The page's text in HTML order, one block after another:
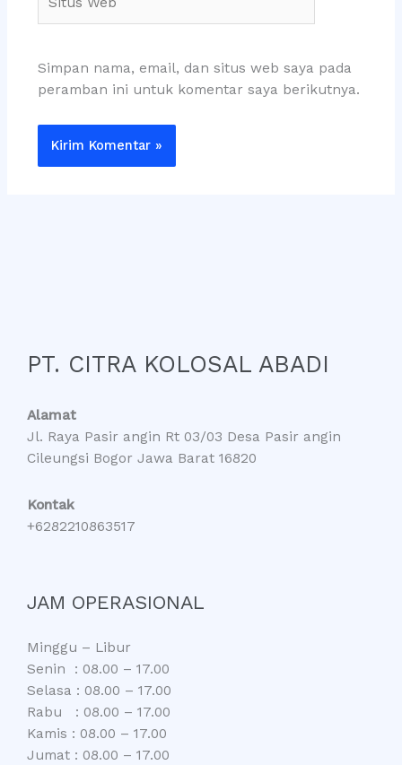
Web
Simpan nama, email, dan situs web saya pada
peramban ini untuk komentar saya berikutnya.
PT. CITRA KOLOSAL ABADI
Alamat
Jl. Raya Pasir angin Rt 03/03 Desa Pasir angin
Cileungsi Bogor Jawa Barat 16820
Kontak
+6282210863517
JAM OPERASIONAL
Minggu – Libur
Senin : 08.00 – 17.00
Selasa : 08.00 – 17.00
Rabu : 08.00 – 17.00
Kamis : 08.00 – 17.00
Jumat : 08.00 – 17.00